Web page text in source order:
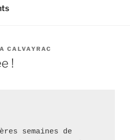
CALVAYRAC
!
semaines de